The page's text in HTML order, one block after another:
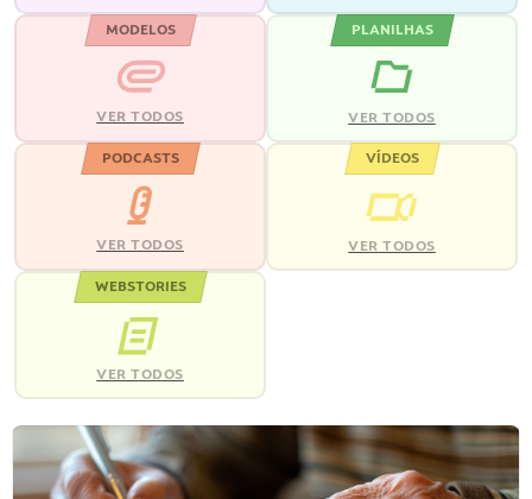
MODELOS
VER TODOS
PLANILHAS
VER TODOS
PODCASTS
VER TODOS
VÍDEOS
VER TODOS
WEBSTORIES
VER TODOS